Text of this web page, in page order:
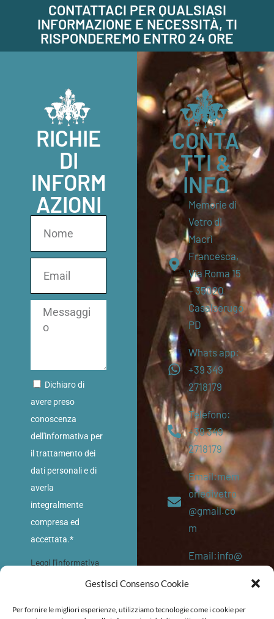
Gestisci Consenso Cookie
Per fornire le migliori esperienze, utilizziamo tecnologie come i cookie per
CONTATTACI PER QUALSIASI
INFORMAZIONE E NECESSITÀ, TI
RISPONDEREMO ENTRO 24 ORE
RICHIE
DI
INFORM
AZIONI
Dichiaro di
avere preso
conoscenza
dell'informativa per
il trattamento dei
dati personali e di
averla
integralmente
compresa ed
accettata.*
Leggi l'informativa
INVIA
CONTA
TTI &
INFO
Memorie di
Vetro di
Macrì
Francesca,
Via Roma 15
– 35020
Casalserugo
PD
Whats app:
+39 349
2718179
Telefono:
+39 349
2718179
Email:mem
oriedivetro
@gmail.co
m
Email:info@
etro.eu